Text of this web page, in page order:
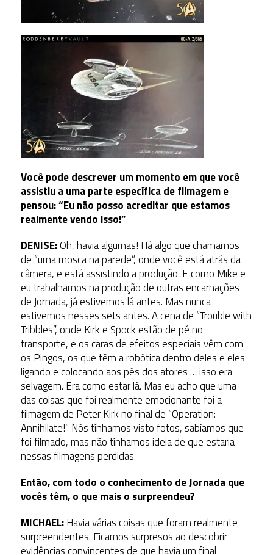
Você pode descrever um momento em que você
assistiu a uma parte específica de filmagem e
pensou: “Eu não posso acreditar que estamos
realmente vendo isso!”
DENISE:Oh, havia algumas! Há algo que chamamos
de “uma mosca na parede”, onde você está atrás da
câmera, e está assistindo a produção. E como Mike e
eu trabalhamos na produção de outras encarnações
de Jornada, já estivemos lá antes. Mas nunca
estivemos nesses sets antes. A cena de “Trouble with
Tribbles”, onde Kirk e Spock estão de pé no
transporte, e os caras de efeitos especiais vêm com
os Pingos, os que têm a robótica dentro deles e eles
ligando e colocando aos pés dos atores … isso era
selvagem. Era como estar lá. Mas eu acho que uma
das coisas que foi realmente emocionante foi a
filmagem de Peter Kirk no final de “Operation:
Annihilate!” Nós tínhamos visto fotos, sabíamos que
foi filmado, mas não tínhamos ideia de que estaria
nessas filmagens perdidas.
Então, com todo o conhecimento de Jornada que
vocês têm, o que mais o surpreendeu?
MICHAEL:Havia várias coisas que foram realmente
surpreendentes. Ficamos surpresos ao descobrir
evidências convincentes de que havia um final